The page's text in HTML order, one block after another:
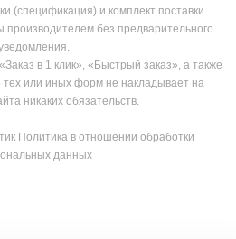
(спецификация) и комплект поставки
производителем без предварительного
в 1 клик», «Быстрый заказ», а также
или иных форм не накладывает на
никаких обязательств.
Политика в отношении обработки
данных